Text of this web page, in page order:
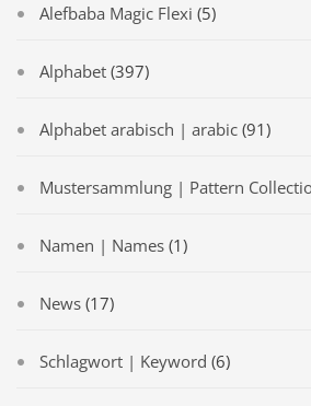
Alefbaba Magic Flexi (5)
Alphabet (397)
Alphabet arabisch | arabic (91)
Mustersammlung | Pattern
Namen | Names (1)
News (17)
Schlagwort | Keyword (6)